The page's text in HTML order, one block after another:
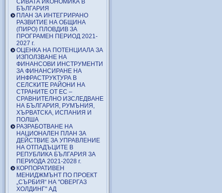
БЪЛГАРИЯ
ПЛАН ЗА ИНТЕГРИРАНО
РАЗВИТИЕ НА ОБЩИНА
(ПИРО) ПЛОВДИВ ЗА
ПРОГРАМЕН ПЕРИОД 2021-
2027 г.
ОЦЕНКА НА ПОТЕНЦИАЛА ЗА
ИЗПОЛЗВАНЕ НА
ФИНАНСОВИ ИНСТРУМЕНТИ
ЗА ФИНАНСИРАНЕ НА
ИНФРАСТРУКТУРА В
СЕЛСКИТЕ РАЙОНИ НА
СТРАНИТЕ ОТ ЕС –
СРАВНИТЕЛНО ИЗСЛЕДВАНЕ
НА БЪЛГАРИЯ, РУМЪНИЯ,
ХЪРВАТСКА, ИСПАНИЯ И
ПОЛША
РАЗРАБОТВАНЕ НА
НАЦИОНАЛЕН ПЛАН ЗА
ДЕЙСТВИЕ ЗА УПРАВЛЕНИЕ
НА ОТПАДЪЦИТЕ В
РЕПУБЛИКА БЪЛГАРИЯ ЗА
ПЕРИОДА 2021-2028 г.
КОРПОРАТИВЕН
МЕНИДЖМЪНТ ПО ПРОЕКТ
„СЪРБИЯ“ НА "ОВЕРГАЗ
ХОЛДИНГ" АД